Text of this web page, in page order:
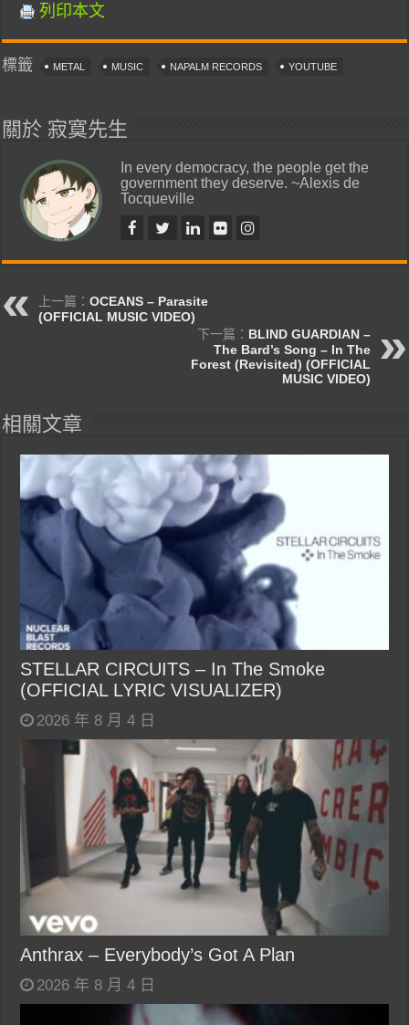
列印本文
標籤 METAL MUSIC NAPALM RECORDS YOUTUBE
關於 寂寞先生
In every democracy, the people get the
government they deserve. ~Alexis de
Tocqueville
上一篇：OCEANS – Parasite
(OFFICIAL MUSIC VIDEO)
下一篇： BLIND GUARDIAN –
The Bard’s Song – In The
Forest (Revisited) (OFFICIAL
MUSIC VIDEO)
相關文章
STELLAR CIRCUITS – In The Smoke
(OFFICIAL LYRIC VISUALIZER)
2026 年 8 月 4 日
Anthrax – Everybody’s Got A Plan
2026 年 8 月 4 日